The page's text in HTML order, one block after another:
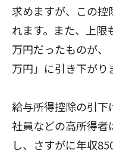
求めますが、この控
れます。また、上限
万円だったものが
万円」に引き下がり
給与所得控除の引
社員などの高所得者
し、さすがに年収